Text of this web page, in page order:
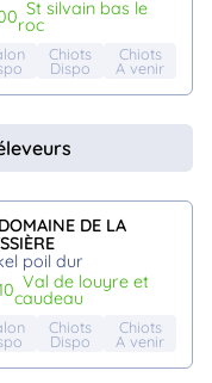
st silvain bas le
roc
Chiots
Dispo
Chiots
A venir
DE LA
poil dur
val de louyre et
caudeau
Chiots
Dispo
Chiots
A venir